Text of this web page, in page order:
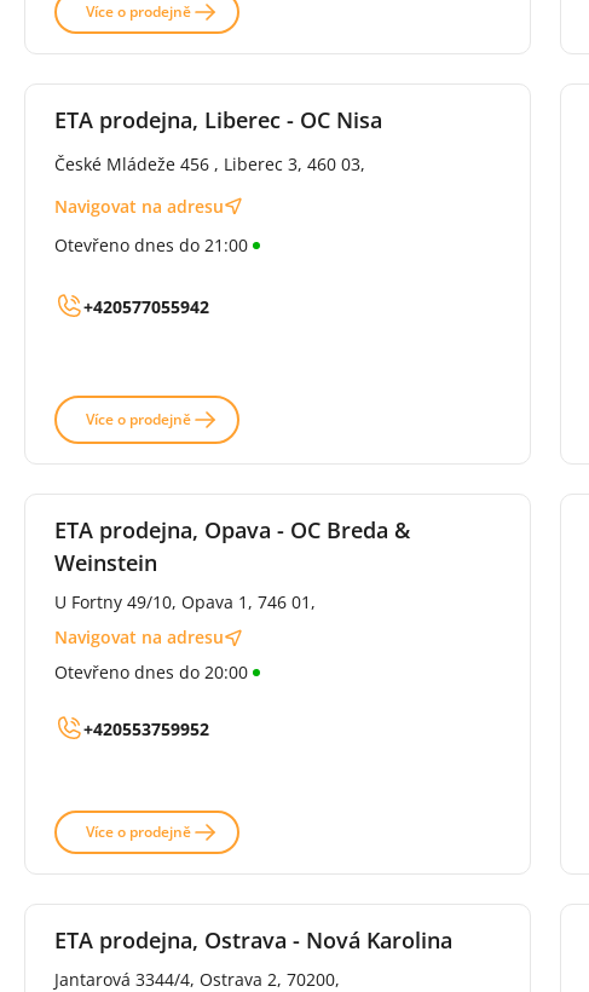
Více o prodejně
ETA prodejna, Liberec - OC Nisa
České Mládeže 456 , Liberec 3, 460 03,
Navigovat na adresu
Otevřeno dnes do 21:00
+420577055942
Více o prodejně
ETA prodejna, Opava - OC Breda &
Weinstein
U Fortny 49/10, Opava 1, 746 01,
Navigovat na adresu
Otevřeno dnes do 20:00
+420553759952
Více o prodejně
ETA prodejna, Ostrava - Nová Karolina
Jantarová 3344/4, Ostrava 2, 70200,